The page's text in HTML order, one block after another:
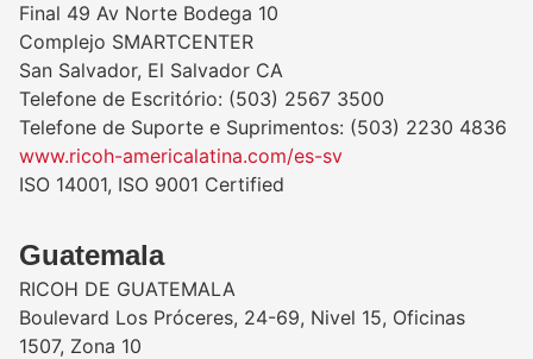
Final 49 Av Norte Bodega 10
Complejo SMARTCENTER
San Salvador, El Salvador CA
Telefone de Escritório: (503) 2567 3500
Telefone de Suporte e Suprimentos: (503) 2230 4836
www.ricoh-americalatina.com/es-sv
ISO 14001, ISO 9001 Certified
Guatemala
RICOH DE GUATEMALA
Boulevard Los Próceres, 24-69, Nivel 15, Oficinas
1507, Zona 10